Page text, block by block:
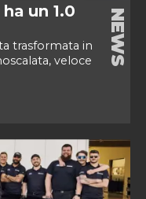
un 1.0
trasformata in
veloce
NEWS